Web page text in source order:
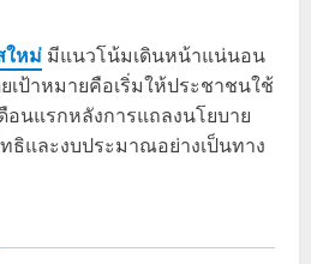
ใหม่ มีแนวโน้มเดินหน้าแน่นอน
เป้าหมายคือเริ่มให้ประชาชนใช้
อนแรกหลังการแถลงนโยบาย
ธิและงบประมาณอย่างเป็นทาง